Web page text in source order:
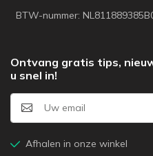
BTW-nummer:
Ontvang gratis tips,
u snel in!
Afhalen in onze winkel